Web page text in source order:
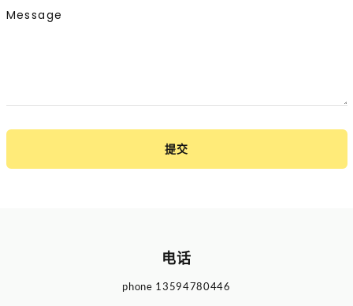
Message
提交
电话
phone 13594780446